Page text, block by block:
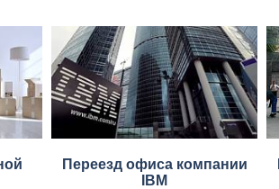
Переезд офиса компании
IBM